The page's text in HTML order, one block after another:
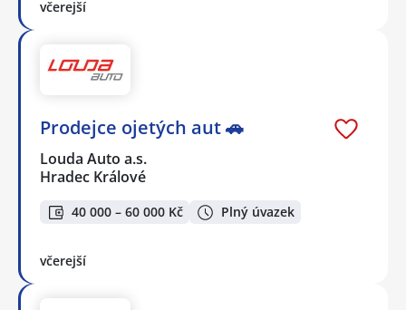
včerejší
Prodejce ojetých aut 🚗
Louda Auto a.s.
Hradec Králové
40 000 – 60 000 Kč Plný úvazek
včerejší